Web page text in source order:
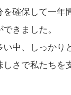
確保して一年
きました。
い中、しっかり
しさで私たちを